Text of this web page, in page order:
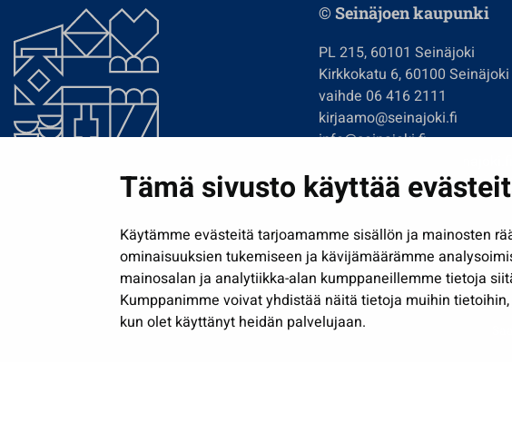
Tämä sivusto käyttää
Käytämme evästeitä tarjoamamme sisällön ja mainosten
ominaisuuksien tukemiseen ja kävijämäärämme
mainosalan ja analytiikka-alan kumppaneillemme tietoja
Kumppanimme voivat yhdistää näitä tietoja muihin
kun olet käyttänyt heidän palvelujaan.
© Seinäjoen kaupunki
PL 215, 60101 Seinäjoki
Kirkkokatu 6, 60100 Seinäjoki
vaihde 06 416 2111
kirjaamo@seinajoki.fi
info@seinajoki.fi
Tilaa uutiskirje